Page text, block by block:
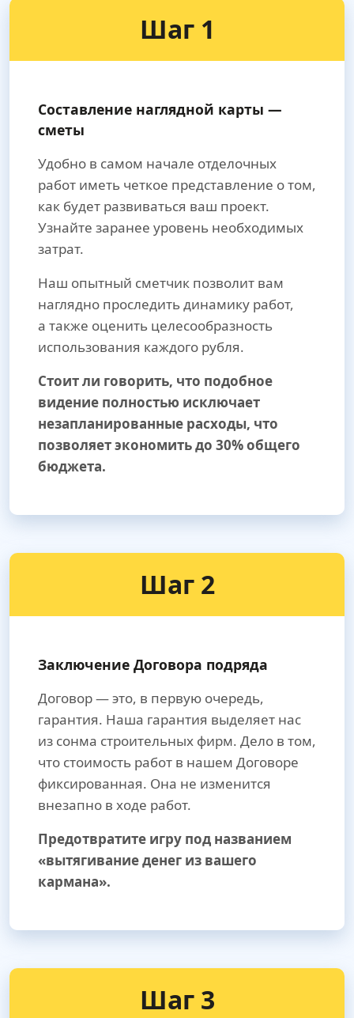
Шаг 1
Составление наглядной карты —
сметы
Удобно в самом начале отделочных
работ иметь четкое представление о том,
как будет развиваться ваш проект.
Узнайте заранее уровень необходимых
затрат.
Наш опытный сметчик позволит вам
наглядно проследить динамику работ,
а также оценить целесообразность
использования каждого рубля.
Стоит ли говорить, что подобное
видение полностью исключает
незапланированные расходы, что
позволяет экономить до 30% общего
бюджета.
Шаг 2
Заключение Договора подряда
Договор — это, в первую очередь,
гарантия. Наша гарантия выделяет нас
из сонма строительных фирм. Дело в том,
что стоимость работ в нашем Договоре
фиксированная. Она не изменится
внезапно в ходе работ.
Предотвратите игру под названием
«вытягивание денег из вашего
кармана».
Шаг 3